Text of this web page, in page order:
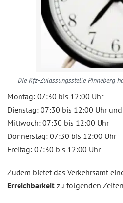
Die Kfz-Zulassungsstelle Pinneberg
Montag: 07:30 bis 12:00 Uhr
Dienstag: 07:30 bis 12:00 Uhr
Mittwoch: 07:30 bis 12:00 Uhr
Donnerstag: 07:30 bis 12:00 Uhr
Freitag: 07:30 bis 12:00 Uhr
Zudem bietet das Verkehrsamt
Erreichbarkeit zu folgenden